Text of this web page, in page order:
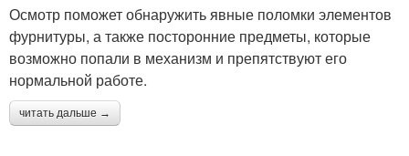
Осмотр поможет обнаружить явные поломки элементов
фурнитуры, а также посторонние предметы, которые
возможно попали в механизм и препятствуют его
нормальной работе.
читать дальше →